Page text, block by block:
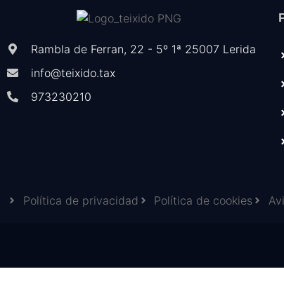
Rambla de Ferran, 22 - 5º 1ª 25007 Lerida
info@teixido.tax
973230210
Política de privacidad Política de cookies